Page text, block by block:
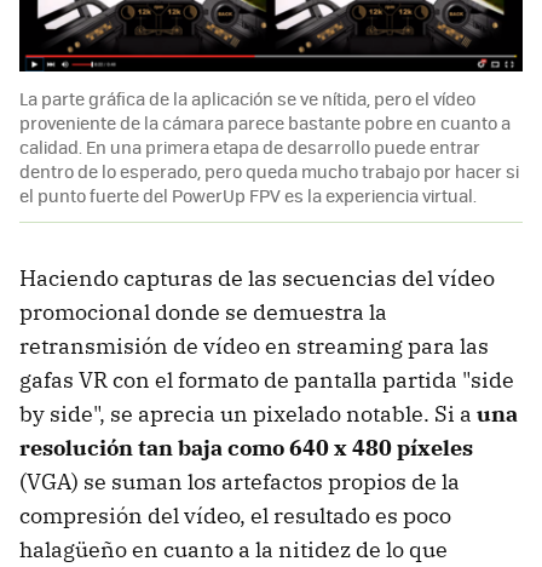
La parte gráfica de la aplicación se ve nítida, pero el vídeo
proveniente de la cámara parece bastante pobre en cuanto a
calidad. En una primera etapa de desarrollo puede entrar
dentro de lo esperado, pero queda mucho trabajo por hacer si
el punto fuerte del PowerUp FPV es la experiencia virtual.
Haciendo capturas de las secuencias del vídeo
promocional donde se demuestra la
retransmisión de vídeo en streaming para las
gafas VR con el formato de pantalla partida "side
by side", se aprecia un pixelado notable. Si a una
resolución tan baja como 640 x 480 píxeles
(VGA) se suman los artefactos propios de la
compresión del vídeo, el resultado es poco
halagüeño en cuanto a la nitidez de lo que